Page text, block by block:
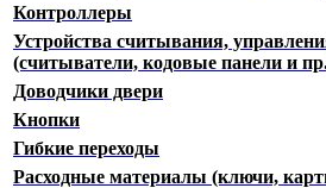
Контроллеры
Устройства считывания,
(считыватели, кодовые панели и
Доводчики двери
Кнопки
Гибкие переходы
Расходные материалы (ключи,